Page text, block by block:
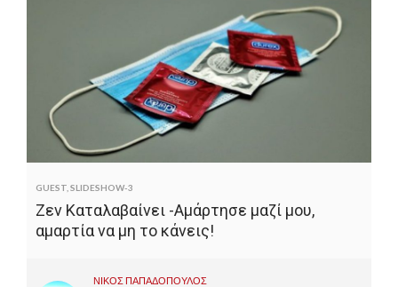
GUEST SLIDESHOW-3
Ζεν Καταλαβαίνει -Αμάρτησε μαζί μου,
αμαρτία να μη το κάνεις!
ΝΙΚΟΣ ΠΑΠΑΔΟΠΟΥΛΟΣ